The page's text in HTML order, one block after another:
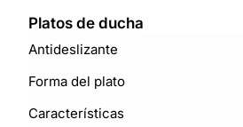
Platos de ducha
Antideslizante
Forma del plato
Características